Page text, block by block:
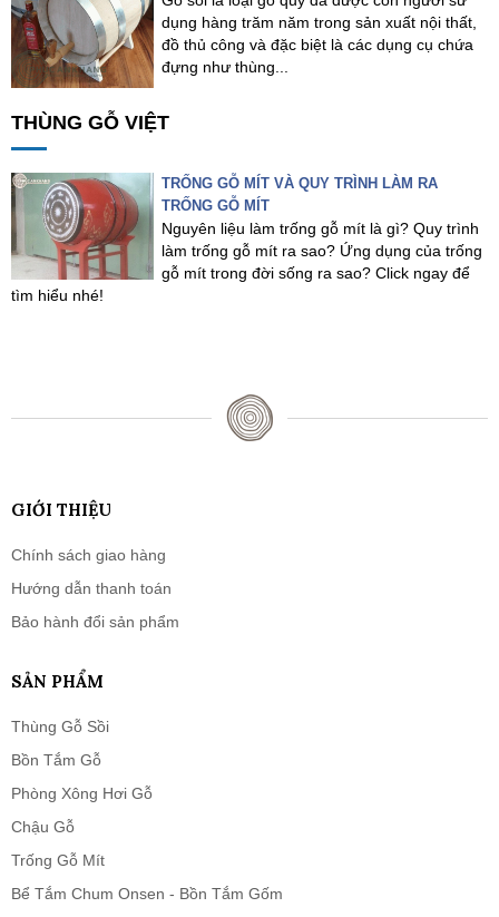
dụng hàng trăm năm trong sản xuất nội thất,
đồ thủ công và đặc biệt là các dụng cụ chứa
đựng như thùng...
THÙNG GỖ VIỆT
TRỐNG GỖ MÍT VÀ QUY TRÌNH LÀM RA
TRỐNG GỖ MÍT
Nguyên liệu làm trống gỗ mít là gì? Quy trình
làm trống gỗ mít ra sao? Ứng dụng của trống
gỗ mít trong đời sống ra sao? Click ngay để
tìm hiểu nhé!
GIỚI THIỆU
Chính sách giao hàng
Hướng dẫn thanh toán
Bảo hành đổi sản phẩm
SẢN PHẨM
Thùng Gỗ Sồi
Bồn Tắm Gỗ
Phòng Xông Hơi Gỗ
Chậu Gỗ
Trống Gỗ Mít
Bể Tắm Chum Onsen - Bồn Tắm Gốm